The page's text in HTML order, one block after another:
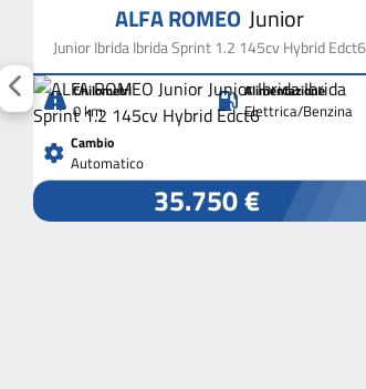
ALFA ROMEO Junior
Junior Ibrida Ibrida Sprint 1.2 145cv Hybrid Edct6
Chilometri
0 km
Alimentazione
Elettrica/Benzina
Cambio
Automatico
35.750 €